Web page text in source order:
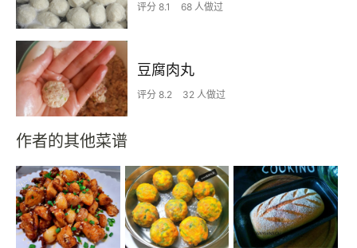
评分 8.1 68 人做过
豆腐肉丸
评分 8.2 32 人做过
作者的其他菜谱